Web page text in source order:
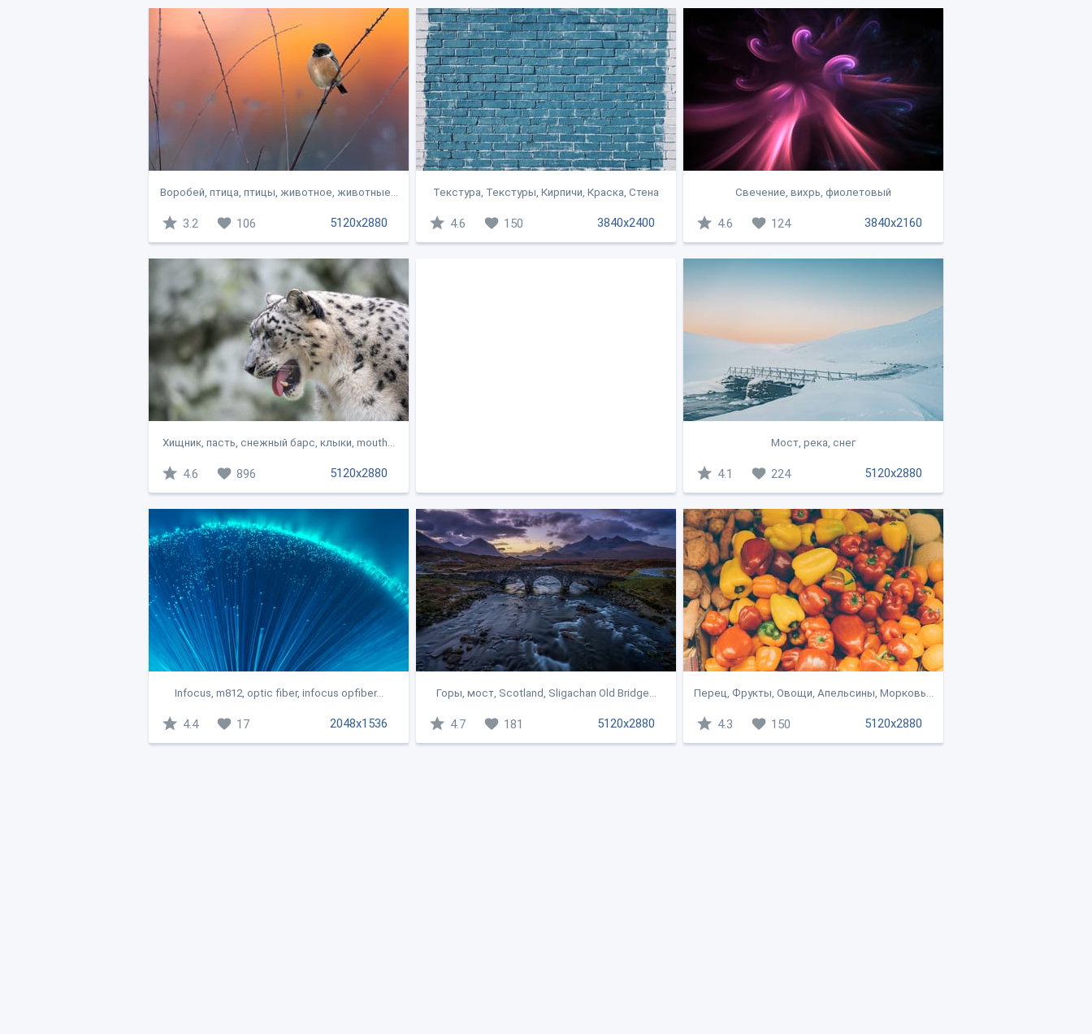
Воробей, птица, птицы, животное, животные...
5120x2880
3.2 106
Текстура, Текстуры, Кирпичи, Краска, Стена
3840x2400
4.6 150
Свечение, вихрь, фиолетовый
3840x2160
4.6 124
Хищник, пасть, снежный барс, клыки, mouth...
5120x2880
4.6 896
Мост, река, снег
5120x2880
4.1 224
Infocus, m812, optic fiber, infocus opfiber...
2048x1536
4.4 17
Горы, мост, Scotland, Sligachan Old Bridge...
5120x2880
4.7 181
Перец, Фрукты, Овощи, Апельсины, Морковь...
5120x2880
4.3 150